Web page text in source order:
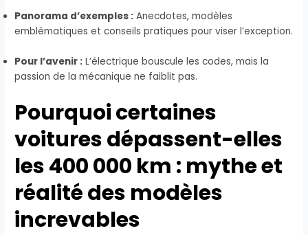
Panorama d’exemples : Anecdotes, modèles
emblématiques et conseils pratiques pour viser l’exception.
Pour l’avenir : L’électrique bouscule les codes, mais la
passion de la mécanique ne faiblit pas.
Pourquoi certaines
voitures dépassent-elles
les 400 000 km : mythe et
réalité des modèles
increvables